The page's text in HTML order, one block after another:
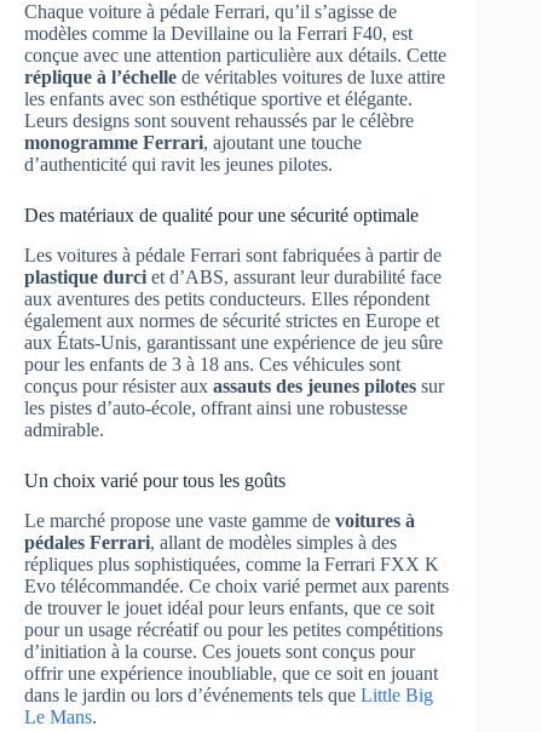
Chaque voiture à pédale Ferrari, qu’il s’agisse de
modèles comme la Devillaine ou la Ferrari F40, est
conçue avec une attention particulière aux détails. Cette
réplique à l’échelle de véritables voitures de luxe attire
les enfants avec son esthétique sportive et élégante.
Leurs designs sont souvent rehaussés par le célèbre
monogramme Ferrari, ajoutant une touche
d’authenticité qui ravit les jeunes pilotes.
Des matériaux de qualité pour une sécurité optimale
Les voitures à pédale Ferrari sont fabriquées à partir de
plastique durci et d’ABS, assurant leur durabilité face
aux aventures des petits conducteurs. Elles répondent
également aux normes de sécurité strictes en Europe et
aux États-Unis, garantissant une expérience de jeu sûre
pour les enfants de 3 à 18 ans. Ces véhicules sont
conçus pour résister aux assauts des jeunes pilotes sur
les pistes d’auto-école, offrant ainsi une robustesse
admirable.
Un choix varié pour tous les goûts
Le marché propose une vaste gamme de voitures à
pédales Ferrari, allant de modèles simples à des
répliques plus sophistiquées, comme la Ferrari FXX K
Evo télécommandée. Ce choix varié permet aux parents
de trouver le jouet idéal pour leurs enfants, que ce soit
pour un usage récréatif ou pour les petites compétitions
d’initiation à la course. Ces jouets sont conçus pour
offrir une expérience inoubliable, que ce soit en jouant
dans le jardin ou lors d’événements tels que Little Big
Le Mans.